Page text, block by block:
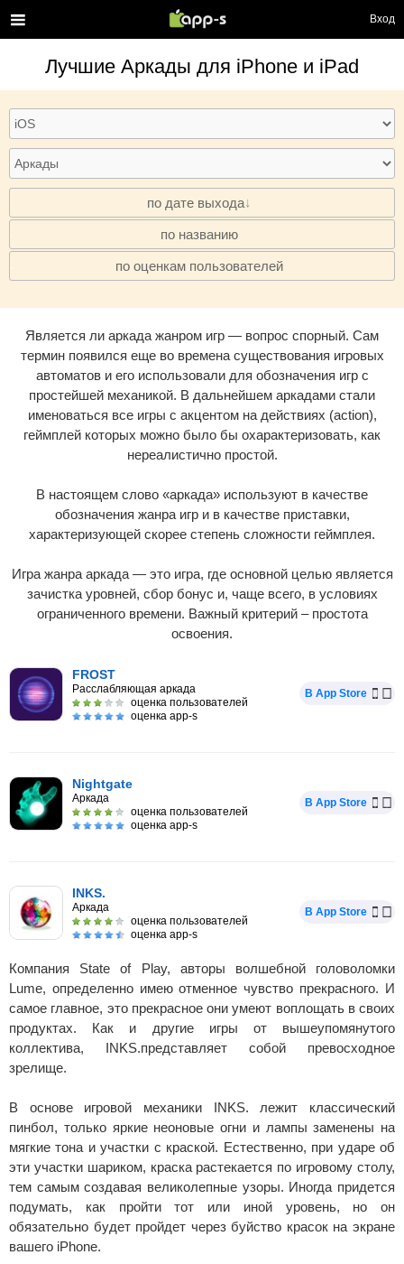
Вход
Лучшие Аркады для iPhone и iPad
по дате выхода
· по названию
· по оценкам пользователей
Является ли аркада жанром игр — вопрос спорный. Сам
термин появился еще во времена существования игровых
автоматов и его использовали для обозначения игр с
простейшей механикой. В дальнейшем аркадами стали
именоваться все игры с акцентом на действиях (action),
геймплей которых можно было бы охарактеризовать, как
нереалистично простой.
В настоящем слово «аркада» используют в качестве
обозначения жанра игр и в качестве приставки,
характеризующей скорее степень сложности геймплея.
Игра жанра аркада — это игра, где основной целью является
зачистка уровней, сбор бонус и, чаще всего, в условиях
ограниченного времени. Важный критерий – простота
освоения.
FROST
Расслабляющая аркада
оценка пользователей
оценка app-s
В App Store
Nightgate
Аркада
оценка пользователей
оценка app-s
В App Store
INKS.
Аркада
оценка пользователей
оценка app-s
В App Store
Компания State of Play, авторы волшебной головоломки
Lume, определенно имею отменное чувство прекрасного. И
самое главное, это прекрасное они умеют воплощать в своих
продуктах. Как и другие игры от вышеупомянутого
коллектива, INKS.представляет собой превосходное
зрелище.
В основе игровой механики INKS. лежит классический
пинбол, только яркие неоновые огни и лампы заменены на
мягкие тона и участки с краской. Естественно, при ударе об
эти участки шариком, краска растекается по игровому столу,
тем самым создавая великолепные узоры. Иногда придется
подумать, как пройти тот или иной уровень, но он
обязательно будет пройдет через буйство красок на экране
вашего iPhone.